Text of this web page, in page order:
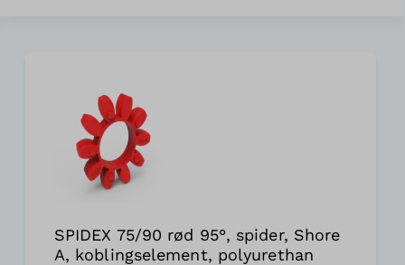
SPIDEX 75/90 rød 95°, spider, Shore
A, koblingselement, polyurethan